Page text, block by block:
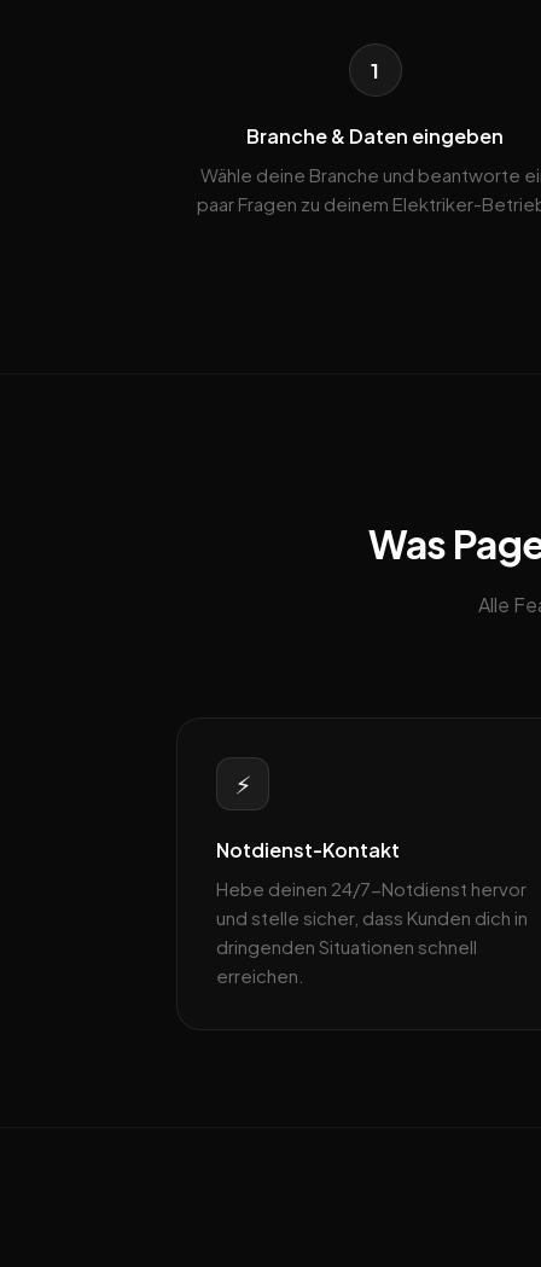
1
Branche & Daten eingeben
Wähle deine Branche und beantworte
paar Fragen zu deinem Elektriker-
Was
Alle
⚡
Notdienst-Kontakt
Hebe deinen 24/7-Notdienst hervor
und stelle sicher, dass Kunden dich in
dringenden Situationen schnell
erreichen.